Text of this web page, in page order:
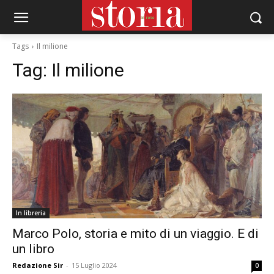
Tags Il milione
Tag: Il milione
In libreria
Marco Polo, storia e mito di un viaggio. E di
un libro
Redazione Sir - 15 Luglio 2024 0